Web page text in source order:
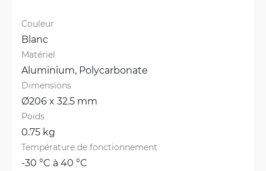
Couleur
Blanc
Matériel
Aluminium, Polycarbonate
Dimensions
Ø206 x 32.5 mm
Poids
0.75 kg
Température de fonctionnement
-30 °C à 40 °C